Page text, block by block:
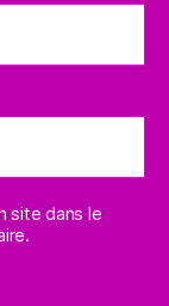
site dans le